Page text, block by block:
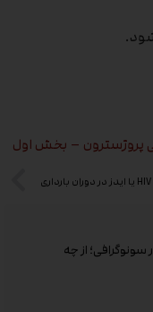
از چه
– بخش اول
HIV یا ایدز در دوران بارداری